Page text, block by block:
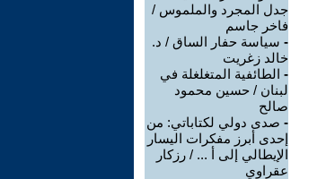
جدل المجرد والملموس /
فاخر جاسم
- سياسة حفار الساق / د.
خالد زغريت
- الطائفية المتغلغلة في
لبنان / حسين محمود
صالح
- صدى دولي لكتاباتي: من
إحدى أبرز مفكرات اليسار
الإيطالي إلى أ ... / رزكار
عقراوي